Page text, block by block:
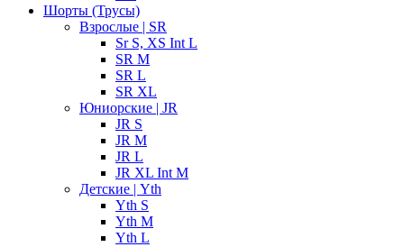
Шорты (Трусы)
Взрослые | SR
Sr S, XS Int L
SR M
SR L
SR XL
Юниорские | JR
JR S
JR M
JR L
JR XL Int M
Детские | Yth
Yth S
Yth M
Yth L